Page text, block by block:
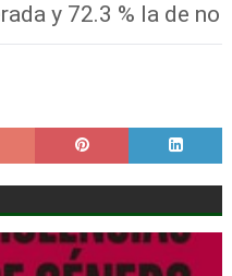
y 72.3 % la de no